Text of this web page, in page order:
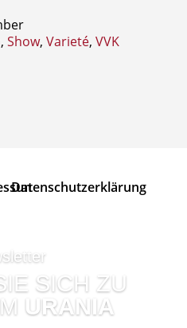
, Show, Varieté, VVK
Datenschutzerklärung
SICH ZU
URANIA